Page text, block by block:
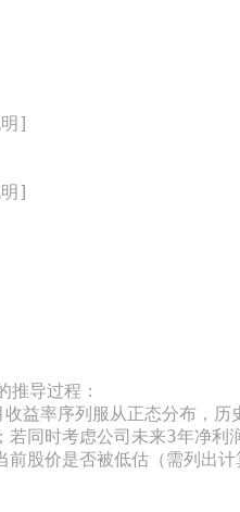
推导过程：
益率序列服从正态分布，
若同时考虑公司未来3年净利
前股价是否被低估（需列出